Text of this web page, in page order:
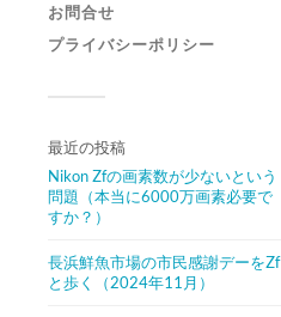
お問合せ
プライバシーポリシー
最近の投稿
Nikon Zfの画素数が少ないという
問題（本当に6000万画素必要で
すか？）
長浜鮮魚市場の市民感謝デーをZf
と歩く（2024年11月）